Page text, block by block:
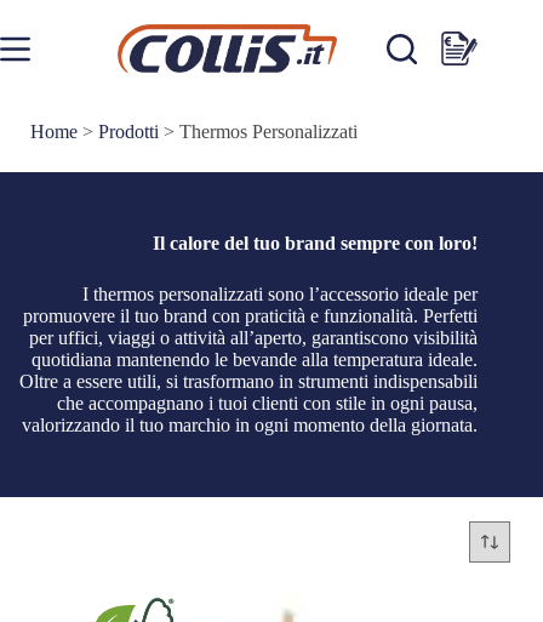
contenuto
Carrello
Home > Prodotti > Thermos Personalizzati
Il calore del tuo brand sempre con loro!
I thermos personalizzati sono l’accessorio ideale per
promuovere il tuo brand con praticità e funzionalità. Perfetti
per uffici, viaggi o attività all’aperto, garantiscono visibilità
quotidiana mantenendo le bevande alla temperatura ideale.
Oltre a essere utili, si trasformano in strumenti indispensabili
che accompagnano i tuoi clienti con stile in ogni pausa,
valorizzando il tuo marchio in ogni momento della giornata.